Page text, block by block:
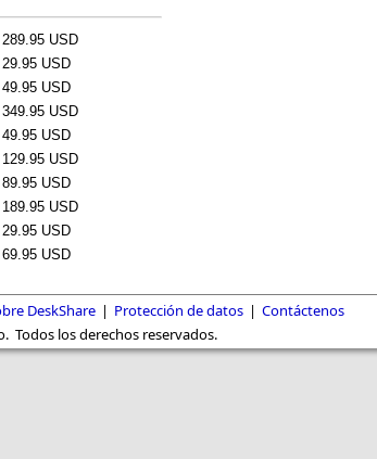
USD
USD
USD
USD
USD
USD
USD
USD
USD
USD
DeskShare | Protección de datos | Contáctenos
Todos los derechos reservados.